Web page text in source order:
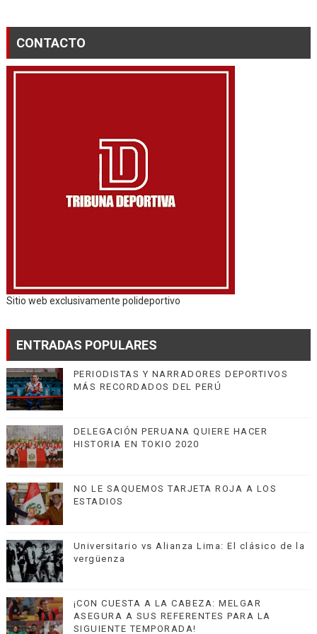
CONTACTO
Sitio web exclusivamente polideportivo
ENTRADAS POPULARES
PERIODISTAS Y NARRADORES DEPORTIVOS
MÁS RECORDADOS DEL PERÚ
DELEGACIÓN PERUANA QUIERE HACER
HISTORIA EN TOKIO 2020
NO LE SAQUEMOS TARJETA ROJA A LOS
ESTADIOS
Universitario vs Alianza Lima: El clásico de la
vergüenza
¡CON CUESTA A LA CABEZA: MELGAR
ASEGURA A SUS REFERENTES PARA LA
SIGUIENTE TEMPORADA!